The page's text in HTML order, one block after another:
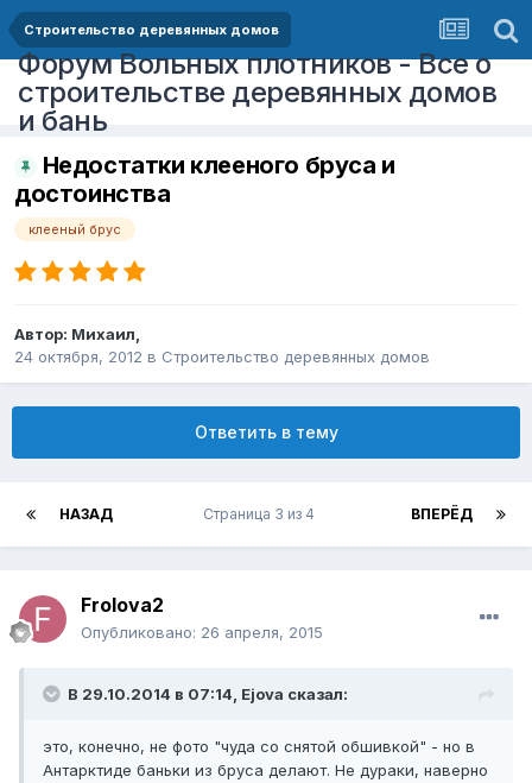
Строительство деревянных домов
Форум Вольных плотников - Все о
строительстве деревянных домов
и бань
Недостатки клееного бруса и
достоинства
клееный брус
Автор: Михаил,
24 октября, 2012 в Строительство деревянных домов
Ответить в тему
НАЗАД ВПЕРЁД
Страница 3 из 4
Frolova2
Опубликовано: 26 апреля, 2015
В 29.10.2014 в 07:14, Ejova сказал:
это, конечно, не фото "чуда со снятой обшивкой" - но в
Антарктиде баньки из бруса делают. Не дураки, наверно